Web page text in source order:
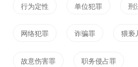
三、徇私枉法罪
司法工作人员徇私枉法、徇情枉
行为定性 单位犯罪 刑
网络犯罪 诈骗罪 猥亵
故意伤害罪 职务侵占罪